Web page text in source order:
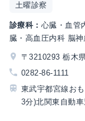
土曜診察
診療科： 心臓・血管
臓・高血圧内科 脳神
〒3210293 栃木
0282-86-1111
東武宇都宮線お
3分)北関東自動車